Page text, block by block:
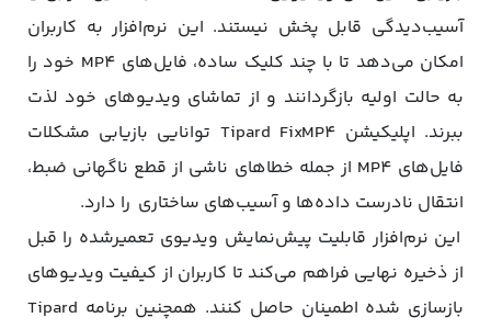
آسیب‌دیدگی قابل پخش نیستند. این نرم‌افزار به کاربران
امکان می‌دهد تا با چند کلیک ساده، فایل‌های MP4 خود را
به حالت اولیه بازگردانند و از تماشای ویدیوهای خود لذت
ببرند. اپلیکیشن Tipard FixMP4 توانایی بازیابی مشکلات
فایل‌های MP4 از جمله خطاهای ناشی از قطع ناگهانی ضبط،
انتقال نادرست داده‌ها و آسیب‌های ساختاری را دارد.
این نرم‌افزار قابلیت پیش‌نمایش ویدیوی تعمیر‌شده را قبل
از ذخیره نهایی فراهم می‌کند تا کاربران از کیفیت ویدیوهای
بازسازی شده اطمینان حاصل کنند. همچنین برنامه Tipard